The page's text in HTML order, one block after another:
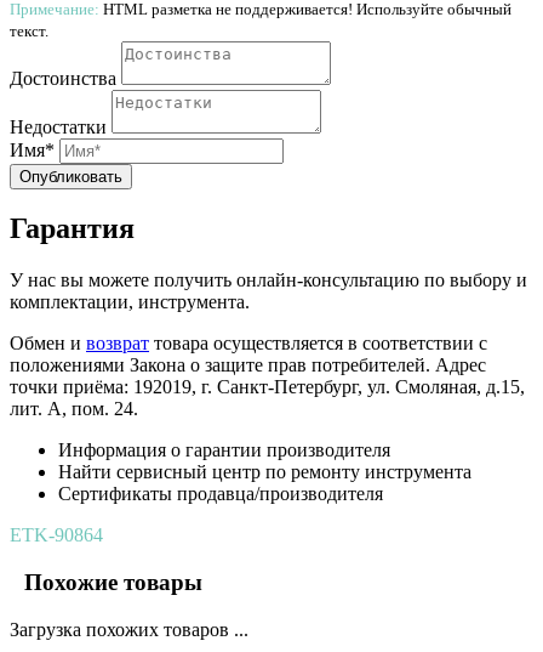
Примечание: HTML разметка не поддерживается! Используйте обычный
текст.
Достоинства
Недостатки
Имя*
Опубликовать
Гарантия
У нас вы можете получить онлайн-консультацию по выбору и
комплектации, инструмента.
Обмен и возврат товара осуществляется в соответствии с
положениями Закона о защите прав потребителей. Адрес
точки приёма: 192019, г. Санкт-Петербург, ул. Смоляная, д.15,
лит. А, пом. 24.
Информация о гарантии производителя
Найти сервисный центр по ремонту инструмента
Сертификаты продавца/производителя
ETK-90864
Похожие товары
Загрузка похожих товаров ...